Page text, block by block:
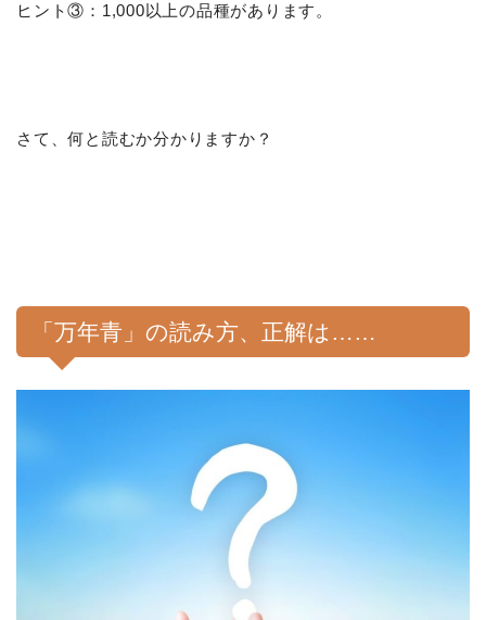
ヒント③：1,000以上の品種があります。
さて、何と読むか分かりますか？
「万年青」の読み方、正解は……